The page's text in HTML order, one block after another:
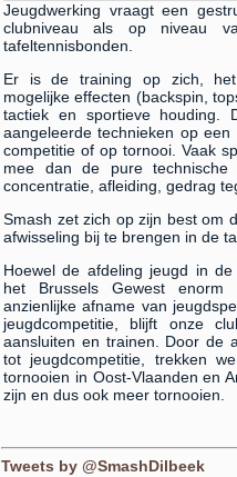
Jeugdwerking vraagt een
clubniveau als op niveau
tafeltennisbonden.
Er is de training op zich,
mogelijke effecten (backspin,
tactiek en sportieve houding.
aangeleerde technieken op
competitie of op tornooi. Vaak
mee dan de pure technische
concentratie, afleiding, gedrag
Smash zet zich op zijn best om
afwisseling bij te brengen in de
Hoewel de afdeling jeugd in
het Brussels Gewest
anzienlijke afname van
jeugdcompetitie, blijft onze
aansluiten en trainen. Door de
tot jeugdcompetitie, trekken
tornooien in Oost-Vlaanden en
zijn en dus ook meer tornooien.
Tweets by @SmashDilbeek